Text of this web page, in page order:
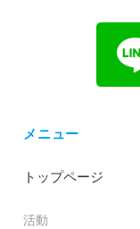
メニュー
トップページ
活動